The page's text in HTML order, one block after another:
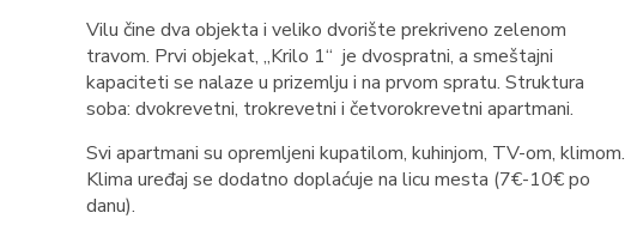
Vilu čine dva objekta i veliko dvorište prekriveno zelenom
travom. Prvi objekat, „Krilo 1“ je dvospratni, a smeštajni
kapaciteti se nalaze u prizemlju i na prvom spratu. Struktura
soba: dvokrevetni, trokrevetni i četvorokrevetni apartmani.
Svi apartmani su opremljeni kupatilom, kuhinjom, TV-om, klimom.
Klima uređaj se dodatno doplaćuje na licu mesta (7€-10€ po
danu).